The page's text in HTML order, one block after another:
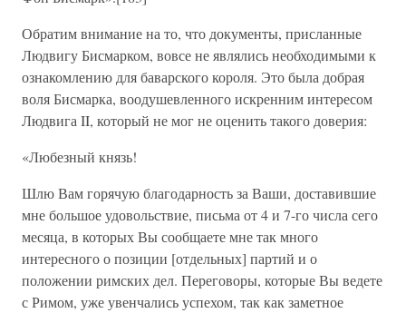
Обратим внимание на то, что документы, присланные
Людвигу Бисмарком, вовсе не являлись необходимыми к
ознакомлению для баварского короля. Это была добрая
воля Бисмарка, воодушевленного искренним интересом
Людвига II, который не мог не оценить такого доверия:
«Любезный князь!
Шлю Вам горячую благодарность за Ваши, доставившие
мне большое удовольствие, письма от 4 и 7-го числа сего
месяца, в которых Вы сообщаете мне так много
интересного о позиции [отдельных] партий и о
положении римских дел. Переговоры, которые Вы ведете
с Римом, уже увенчались успехом, так как заметное